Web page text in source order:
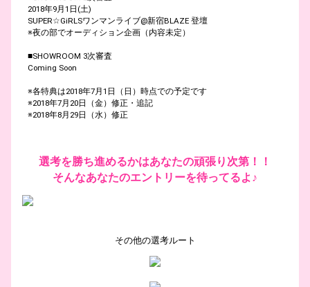
2018年9月1日(土)
SUPER☆GiRLSワンマンライブ@新宿BLAZE 登壇
※夜の部でオーディション企画（内容未定）
■SHOWROOM 3次審査
Coming Soon
※各特典は2018年7月1日（日）時点での予定です
※2018年7月20日（金）修正・追記
※2018年8月29日（水）修正
選考を勝ち進めるかはあなたの頑張り次第！！
そんなあなたのエントリーを待ってるよ♪
その他の選考ルート